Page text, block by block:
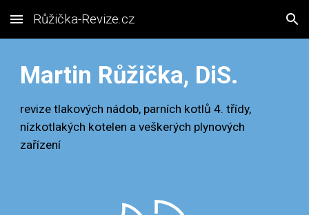
Skip to main content Skip to navigation
Růžička-Revize.cz
Martin Růžička, DiS.
revize tlakových nádob, parních kotlů 4. třídy,
nízkotlakých kotelen a veškerých plynových
zařízení